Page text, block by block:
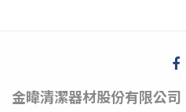
金暐清潔器材股份有限公司